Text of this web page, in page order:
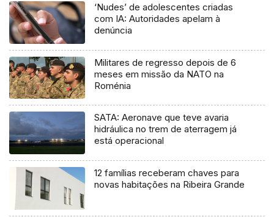
‘Nudes’ de adolescentes criadas
com IA: Autoridades apelam à
denúncia
Militares de regresso depois de 6
meses em missão da NATO na
Roménia
SATA: Aeronave que teve avaria
hidráulica no trem de aterragem já
está operacional
12 famílias receberam chaves para
novas habitações na Ribeira Grande